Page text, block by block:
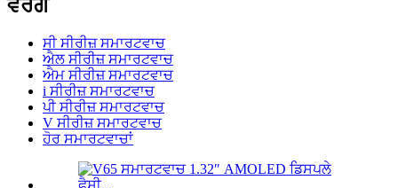
ਵਰਗ
ਸੀ ਸੀਰੀਜ਼ ਸਮਾਰਟਵਾਚ
ਐਲ ਸੀਰੀਜ਼ ਸਮਾਰਟਵਾਚ
ਐਮ ਸੀਰੀਜ਼ ਸਮਾਰਟਵਾਚ
i ਸੀਰੀਜ਼ ਸਮਾਰਟਵਾਚ
ਪੀ ਸੀਰੀਜ਼ ਸਮਾਰਟਵਾਚ
V ਸੀਰੀਜ਼ ਸਮਾਰਟਵਾਚ
ਹੋਰ ਸਮਾਰਟਵਾਚਾਂ